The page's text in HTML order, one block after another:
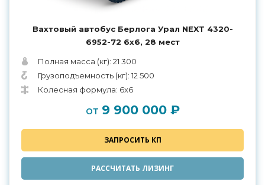
Вахтовый автобус Берлога Урал NEXT 4320-
6952-72 6x6, 28 мест
Полная масса (кг): 21 300
Грузоподъемность (кг): 12 500
Колесная формула: 6х6
от 9 900 000 ₽
ЗАПРОСИТЬ КП
РАССЧИТАТЬ ЛИЗИНГ